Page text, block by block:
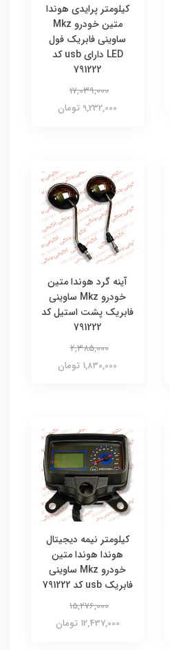
کیلومتر پرایدی هوندا
متین خودرو Mkz
ساوینی فابریک فول
LED دارای usb کد
791222
17,039,000
9,232,000 تومان
آینه گرد هوندا متین
خودرو Mkz ساوینی
فابریک پشت استیل کد
791222
2,385,000
1,830,000 تومان
کیلومتر نیمه دیجیتال
هوندا هوندا متین
خودرو Mkz ساوینی
فابریک usb کد 791222
15,276,000
12,437,000 تومان